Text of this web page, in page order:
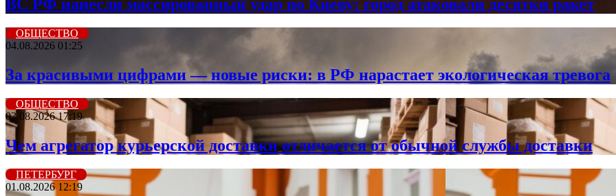
ВС РФ нанесли массированный удар по Киеву: город атаковали десятки ракет
ОБЩЕСТВО
04.08.2026 01:25
За красивыми цифрами — новые риски: в РФ нарастает экологическая тревога
ОБЩЕСТВО
03.08.2026 17:19
Чем агрегатор курьерской доставки отличается от обычной службы доставки
ПЕТЕРБУРГ
01.08.2026 12:19